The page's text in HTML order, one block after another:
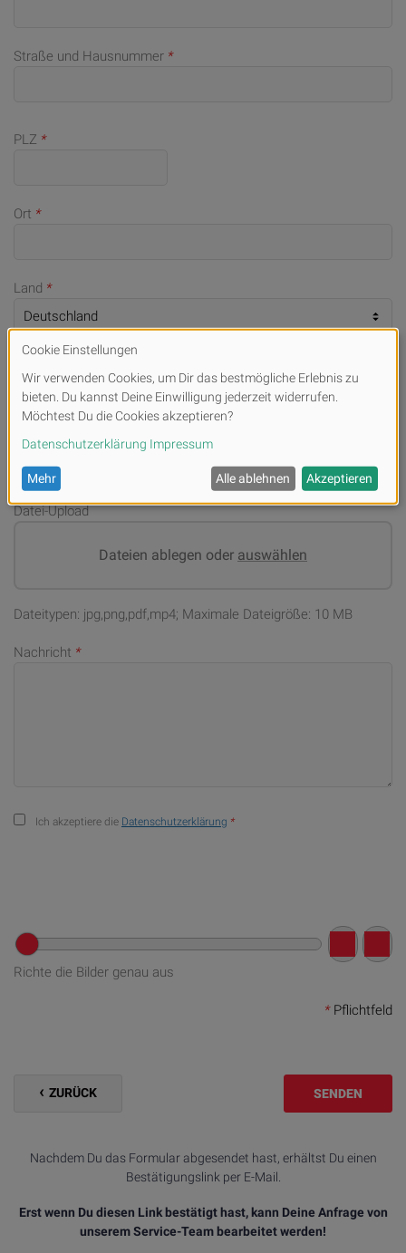
Straße und Hausnummer *
PLZ *
Ort *
Land *
Telefonnummer (bei Rückfragen)
E-Mail
Datei-Upload
Dateien ablegen oder auswählen
Dateitypen: jpg,png,pdf,mp4; Maximale Dateigröße: 10 MB
Nachricht *
Ich akzeptiere die Datenschutzerklärung *
Richte die Bilder genau aus
*Pflichtfeld
ZURÜCK SENDEN
Nachdem Du das Formular abgesendet hast, erhältst Du einen
Bestätigungslink per E-Mail.
Erst wenn Du diesen Link bestätigt hast, kann Deine Anfrage von
unserem Service-Team bearbeitet werden!